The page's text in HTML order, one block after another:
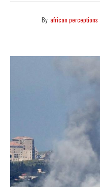
By african perceptions